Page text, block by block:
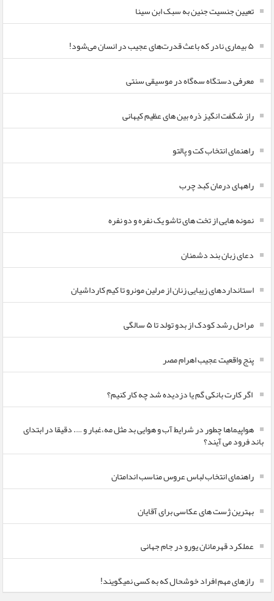
تعیین جنسیت جنین به سبک ابن سینا
۵ بیماری نادر که باعث قدرت‌های عجیب در انسان می‌شود!
معرفی دستگاه سه‌گاه در موسیقی سنتی
راز شگفت انگیز ذره بین های عظیم کیهانی
راهنمای انتخاب کت و پالتو
راههای درمان کبد چرب
نمونه هایی از تخت های تاشو یک نفره و دو نفره
دعای زبان بند دشمنان
استانداردهای زیبایی زنان از مرلین مونرو تا کیم کارداشیان
مراحل رشد کودک از بدو تولد تا ۵ سالگی
پنج واقعیت عجیب اهرام مصر
اگر کارت بانکی گم یا دزدیده شد چه کار کنیم؟
هواپیماها چطور در شرایط آب و هوایی بد مثل مه،غبار و …. دقیقا در ابتدای
باند فرود می آیند؟
راهنمای انتخاب لباس عروس مناسب اندامتان
بهترین ژست های عکاسی برای آقایان
عملکرد قهرمانان یورو در جام جهانی
رازهای مهم افراد خوشحال که به کسی نمیگویند!